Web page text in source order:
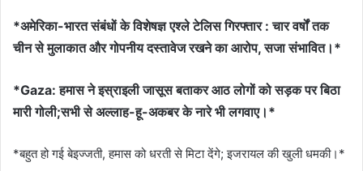
*अमेरिका-भारत संबंधों के विशेषज्ञ एश्ले टेलिस गिरफ्तार : चार वर्षों तक
चीन से मुलाकात और गोपनीय दस्तावेज रखने का आरोप, सजा संभावित।*
*Gaza: हमास ने इस्राइली जासूस बताकर आठ लोगों को सड़क पर बिठा
मारी गोली;सभी से अल्लाह-हू-अकबर के नारे भी लगवाए।*
*बहुत हो गई बेइज्जती, हमास को धरती से मिटा देंगे; इजरायल की खुली धमकी।*